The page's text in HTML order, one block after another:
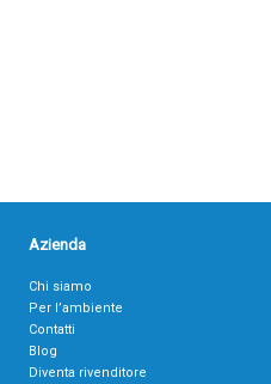
Azienda
Chi siamo
Per l’ambiente
Contatti
Blog
Diventa rivenditore